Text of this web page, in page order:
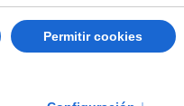
Interno